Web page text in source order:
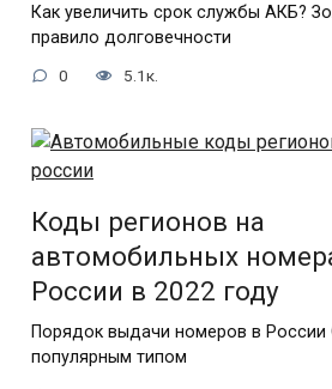
Как увеличить срок службы АКБ?
правило долговечности
0 5.1к.
Коды регионов на
автомобильных
России в 2022 году
Порядок выдачи номеров в
популярным типом